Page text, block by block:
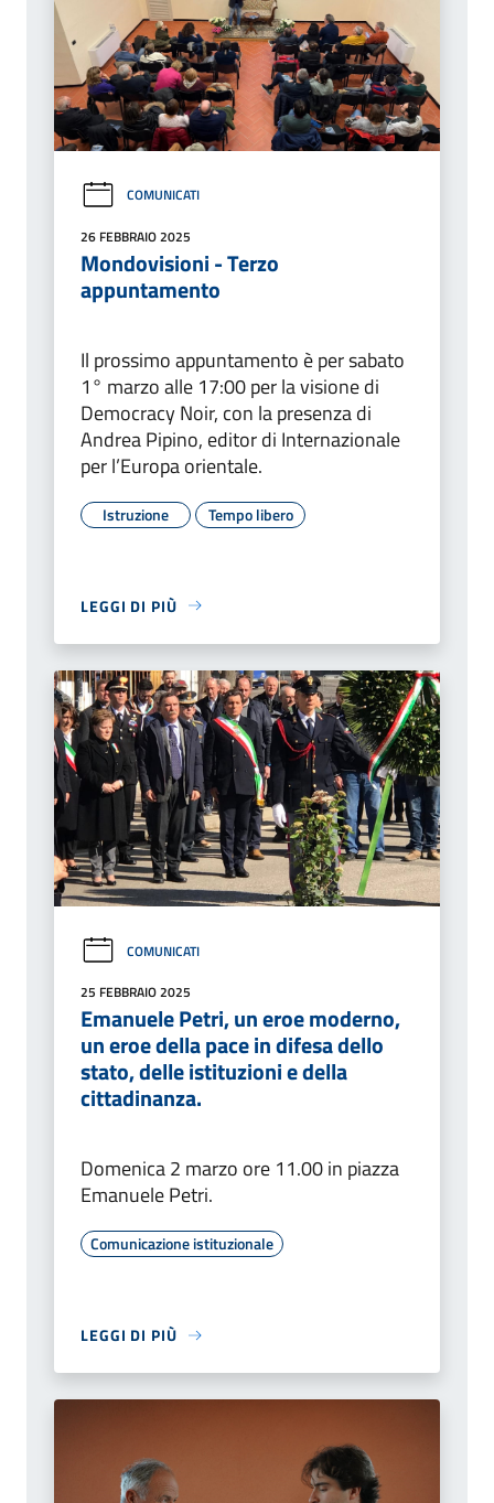
COMUNICATI
26 FEBBRAIO 2025
Mondovisioni - Terzo
appuntamento
Il prossimo appuntamento è per sabato
1° marzo alle 17:00 per la visione di
Democracy Noir, con la presenza di
Andrea Pipino, editor di Internazionale
per l’Europa orientale.
Istruzione Tempo libero
LEGGI DI PIÙ
COMUNICATI
25 FEBBRAIO 2025
Emanuele Petri, un eroe moderno,
un eroe della pace in difesa dello
stato, delle istituzioni e della
cittadinanza.
Domenica 2 marzo ore 11.00 in piazza
Emanuele Petri.
Comunicazione istituzionale
LEGGI DI PIÙ